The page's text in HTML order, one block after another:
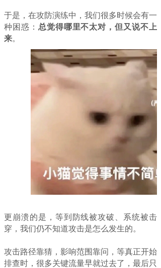
于是，在攻防演练中，我们很多时候会有一
种困惑： 总觉得哪里不太对，但又说不上
来。
更崩溃的是，等到防线被攻破、系统被击
穿，我们仍不知道攻击是怎么发生的。
攻击路径靠猜，影响范围靠问，等真正开始
排查时，很多关键流量早就过去了，最后只